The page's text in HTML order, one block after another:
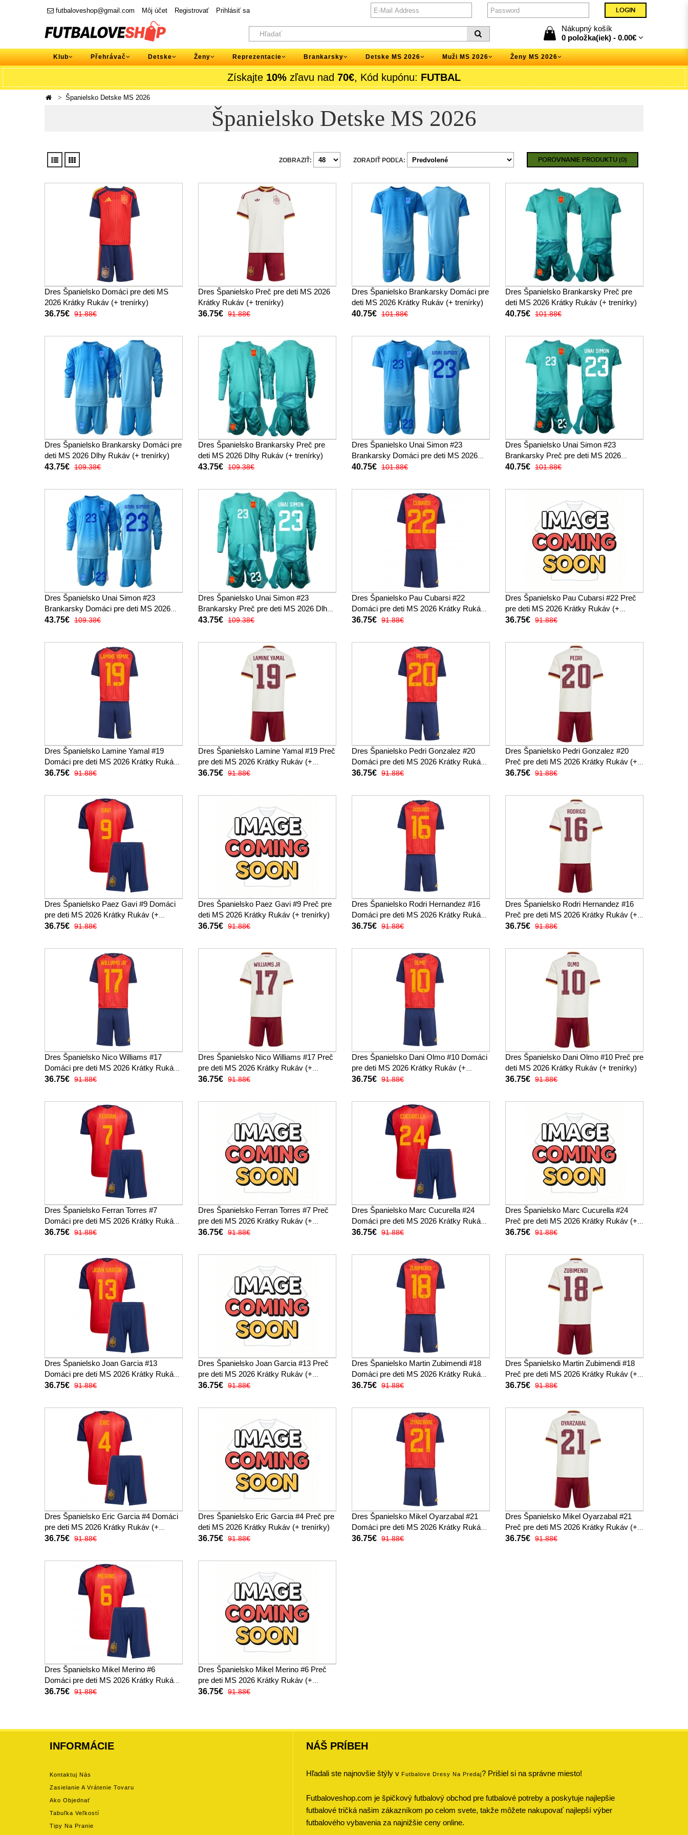
futbaloveshop@gmail.com Môj účet Registrovať Prihlásiť sa
Nákupný košík
0 položka(iek) - 0.00€
Klub Přehrávač Detske Ženy Reprezentacie Brankarsky Detske MS 2026 Muži MS 2026 Ženy MS 2026
Získajte 10% zľavu nad 70€, Kód kupónu: FUTBAL
Španielsko Detske MS 2026
Španielsko Detske MS 2026
POROVNANIE PRODUKTU (0)
ZORADIŤ PODĽA:
ZOBRAZIŤ:
Dres Španielsko Domáci pre deti MS
2026 Krátky Rukáv (+ trenírky)
36.75€ 91.88€
Dres Španielsko Preč pre deti MS 2026
Krátky Rukáv (+ trenírky)
36.75€ 91.88€
Dres Španielsko Brankarsky Domáci pre
deti MS 2026 Krátky Rukáv (+ trenírky)
40.75€ 101.88€
Dres Španielsko Brankarsky Preč pre
deti MS 2026 Krátky Rukáv (+ trenírky)
40.75€ 101.88€
Dres Španielsko Brankarsky Domáci pre
deti MS 2026 Dlhy Rukáv (+ trenírky)
43.75€ 109.38€
Dres Španielsko Brankarsky Preč pre
deti MS 2026 Dlhy Rukáv (+ trenírky)
43.75€ 109.38€
Dres Španielsko Unai Simon #23
Brankarsky Domáci pre deti MS 2026
Krátky Rukáv (+ trenírky)
40.75€ 101.88€
Dres Španielsko Unai Simon #23
Brankarsky Preč pre deti MS 2026
Krátky Rukáv (+ trenírky)
40.75€ 101.88€
Dres Španielsko Unai Simon #23
Brankarsky Domáci pre deti MS 2026
Dlhy Rukáv (+ trenírky)
43.75€ 109.38€
Dres Španielsko Unai Simon #23
Brankarsky Preč pre deti MS 2026 Dlhy
Rukáv (+ trenírky)
43.75€ 109.38€
Dres Španielsko Pau Cubarsi #22
Domáci pre deti MS 2026 Krátky Rukáv
(+ trenírky)
36.75€ 91.88€
Dres Španielsko Pau Cubarsi #22 Preč
pre deti MS 2026 Krátky Rukáv (+
trenírky)
36.75€ 91.88€
Dres Španielsko Lamine Yamal #19
Domáci pre deti MS 2026 Krátky Rukáv
(+ trenírky)
36.75€ 91.88€
Dres Španielsko Lamine Yamal #19 Preč
pre deti MS 2026 Krátky Rukáv (+
trenírky)
36.75€ 91.88€
Dres Španielsko Pedri Gonzalez #20
Domáci pre deti MS 2026 Krátky Rukáv
(+ trenírky)
36.75€ 91.88€
Dres Španielsko Pedri Gonzalez #20
Preč pre deti MS 2026 Krátky Rukáv (+
trenírky)
36.75€ 91.88€
Dres Španielsko Paez Gavi #9 Domáci
pre deti MS 2026 Krátky Rukáv (+
trenírky)
36.75€ 91.88€
Dres Španielsko Paez Gavi #9 Preč pre
deti MS 2026 Krátky Rukáv (+ trenírky)
36.75€ 91.88€
Dres Španielsko Rodri Hernandez #16
Domáci pre deti MS 2026 Krátky Rukáv
(+ trenírky)
36.75€ 91.88€
Dres Španielsko Rodri Hernandez #16
Preč pre deti MS 2026 Krátky Rukáv (+
trenírky)
36.75€ 91.88€
Dres Španielsko Nico Williams #17
Domáci pre deti MS 2026 Krátky Rukáv
(+ trenírky)
36.75€ 91.88€
Dres Španielsko Nico Williams #17 Preč
pre deti MS 2026 Krátky Rukáv (+
trenírky)
36.75€ 91.88€
Dres Španielsko Dani Olmo #10 Domáci
pre deti MS 2026 Krátky Rukáv (+
trenírky)
36.75€ 91.88€
Dres Španielsko Dani Olmo #10 Preč pre
deti MS 2026 Krátky Rukáv (+ trenírky)
36.75€ 91.88€
Dres Španielsko Ferran Torres #7
Domáci pre deti MS 2026 Krátky Rukáv
(+ trenírky)
36.75€ 91.88€
Dres Španielsko Ferran Torres #7 Preč
pre deti MS 2026 Krátky Rukáv (+
trenírky)
36.75€ 91.88€
Dres Španielsko Marc Cucurella #24
Domáci pre deti MS 2026 Krátky Rukáv
(+ trenírky)
36.75€ 91.88€
Dres Španielsko Marc Cucurella #24
Preč pre deti MS 2026 Krátky Rukáv (+
trenírky)
36.75€ 91.88€
Dres Španielsko Joan Garcia #13
Domáci pre deti MS 2026 Krátky Rukáv
(+ trenírky)
36.75€ 91.88€
Dres Španielsko Joan Garcia #13 Preč
pre deti MS 2026 Krátky Rukáv (+
trenírky)
36.75€ 91.88€
Dres Španielsko Martin Zubimendi #18
Domáci pre deti MS 2026 Krátky Rukáv
(+ trenírky)
36.75€ 91.88€
Dres Španielsko Martin Zubimendi #18
Preč pre deti MS 2026 Krátky Rukáv (+
trenírky)
36.75€ 91.88€
Dres Španielsko Eric Garcia #4 Domáci
pre deti MS 2026 Krátky Rukáv (+
trenírky)
36.75€ 91.88€
Dres Španielsko Eric Garcia #4 Preč pre
deti MS 2026 Krátky Rukáv (+ trenírky)
36.75€ 91.88€
Dres Španielsko Mikel Oyarzabal #21
Domáci pre deti MS 2026 Krátky Rukáv
(+ trenírky)
36.75€ 91.88€
Dres Španielsko Mikel Oyarzabal #21
Preč pre deti MS 2026 Krátky Rukáv (+
trenírky)
36.75€ 91.88€
Dres Španielsko Mikel Merino #6
Domáci pre deti MS 2026 Krátky Rukáv
(+ trenírky)
36.75€ 91.88€
Dres Španielsko Mikel Merino #6 Preč
pre deti MS 2026 Krátky Rukáv (+
trenírky)
36.75€ 91.88€
INFORMÁCIE
Kontaktuj Nás
Zasielanie A Vrátenie Tovaru
Ako Objednať
Tabuľka Veľkostí
Tipy Na Pranie
NÁŠ PRÍBEH
Hľadali ste najnovšie štýly v Futbalove Dresy Na Predaj? Prišiel si na správne miesto!
Futbaloveshop.com je špičkový futbalový obchod pre futbalové potreby a poskytuje najlepšie
futbalové tričká našim zákazníkom po celom svete, takže môžete nakupovať najlepší výber
futbalového vybavenia za najnižšie ceny online.